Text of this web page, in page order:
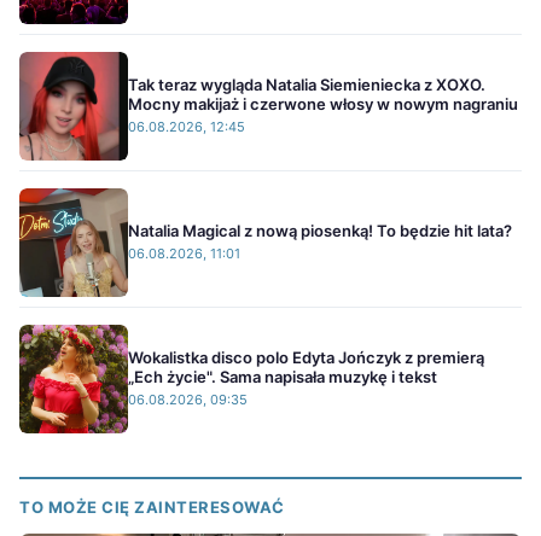
Tak teraz wygląda Natalia Siemieniecka z XOXO.
Mocny makijaż i czerwone włosy w nowym nagraniu
06.08.2026, 12:45
Natalia Magical z nową piosenką! To będzie hit lata?
06.08.2026, 11:01
Wokalistka disco polo Edyta Jończyk z premierą
„Ech życie". Sama napisała muzykę i tekst
06.08.2026, 09:35
TO MOŻE CIĘ ZAINTERESOWAĆ